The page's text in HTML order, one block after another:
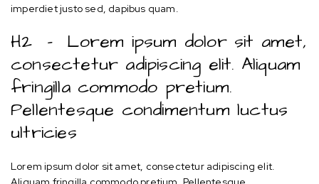
imperdiet justo sed, dapibus quam.
H2 – Lorem ipsum dolor sit amet,
consectetur adipiscing elit. Aliquam
fringilla commodo pretium.
Pellentesque condimentum luctus
ultricies
Lorem ipsum dolor sit amet, consectetur adipiscing elit.